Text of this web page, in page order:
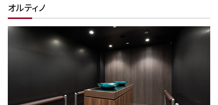
オルティノ